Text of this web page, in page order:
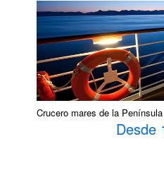
Crucero mares de la Península
Desde